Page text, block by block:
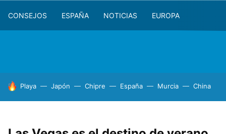
CONSEJOS ESPAÑA NOTICIAS EUROPA
HOY SE HABLA DE
Playa Japón Chipre España Murcia China